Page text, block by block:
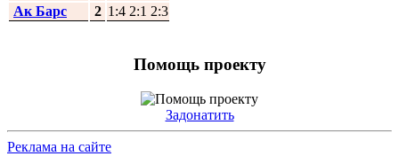
Ак Барс
2 1:4 2:1 2:3
Помощь проекту
Задонатить
Реклама на сайте